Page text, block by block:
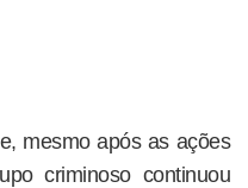
mesmo após as ações
criminoso continuou